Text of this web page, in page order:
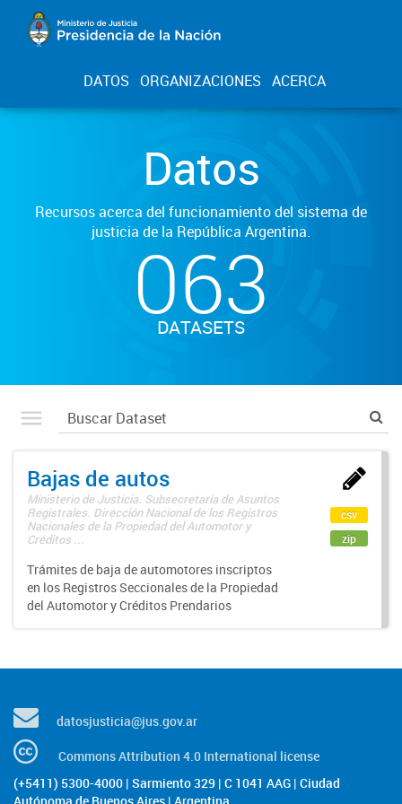
DATOS ORGANIZACIONES ACERCA
Datos
Recursos acerca del funcionamiento del sistema de
justicia de la República Argentina.
063
DATASETS
Bajas de autos
Ministerio de Justicia. Subsecretaría de Asuntos
Registrales. Dirección Nacional de los Registros
Nacionales de la Propiedad del Automotor y
Créditos ...
Trámites de baja de automotores inscriptos
en los Registros Seccionales de la Propiedad
del Automotor y Créditos Prendarios
csv
zip
datosjusticia@jus.gov.ar
Commons Attribution 4.0 International license
(+5411) 5300-4000 | Sarmiento 329 | C 1041 AAG | Ciudad